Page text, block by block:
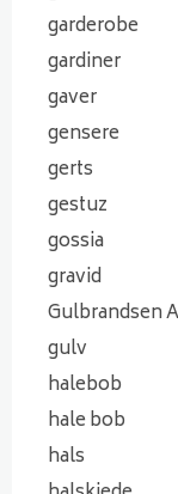
garderobe
gardiner
gaver
gensere
gerts
gestuz
gossia
gravid
Gulbrandsen
gulv
halebob
hale bob
hals